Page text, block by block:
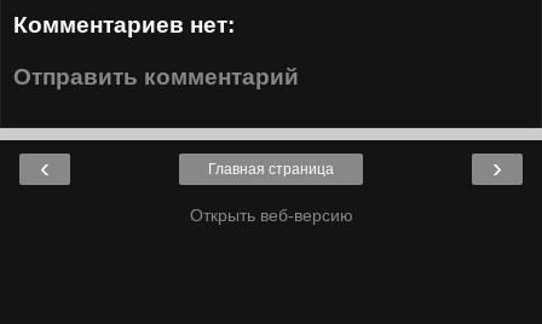
Комментариев нет:
Отправить комментарий
‹ ›
Главная страница
Открыть веб-версию